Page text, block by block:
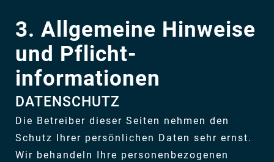
3. Allgemeine Hinweise
und Pflicht­
informationen
DATENSCHUTZ
Die Betreiber dieser Seiten nehmen den
Schutz Ihrer persönlichen Daten sehr ernst.
Wir behandeln Ihre personenbezogenen